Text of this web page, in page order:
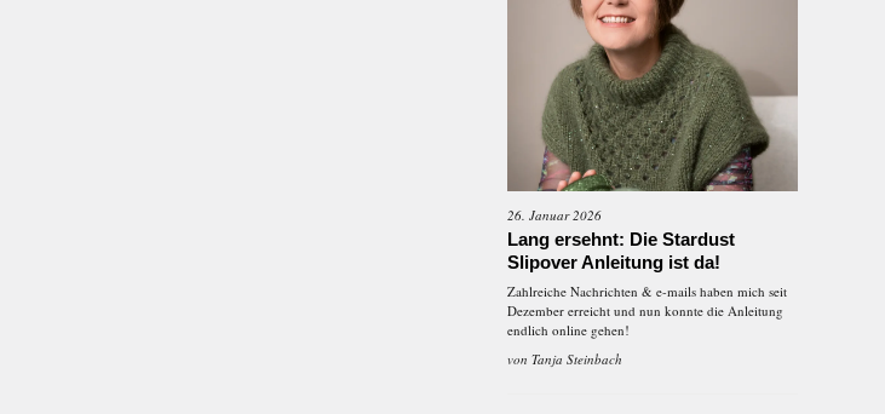
26. Januar 2026
Lang ersehnt: Die Stardust
Slipover Anleitung ist da!
Zahlreiche Nachrichten & e-mails haben mich seit
Dezember erreicht und nun konnte die Anleitung
endlich online gehen!
von Tanja Steinbach